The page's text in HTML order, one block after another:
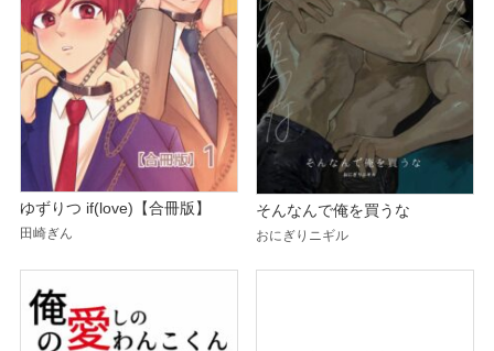
ゆずりつ if(love)【合冊版】
田崎ぎん
そんなんで俺を買うな
おにぎりニギル